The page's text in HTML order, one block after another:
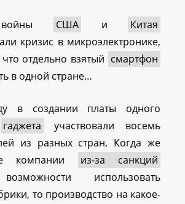
войны США и
Китая
кризис в микроэлектронике,
отдельно взятый смартфон
в одной стране…
в создании платы одного
гаджета
участвовали восемь
из разных стран. Когда же
компании
из-за санкций
использовать
то производство на какое-